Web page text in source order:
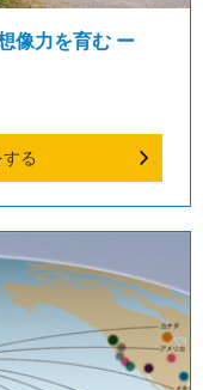
像力を育む ー
る